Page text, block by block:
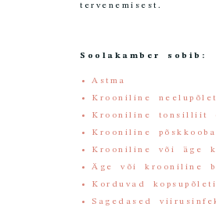
tervenemisest.
Soolakamber sobib:
Astma
Krooniline
Krooniline tonsilliit
Krooniline
Krooniline või äge
Äge või krooniline
Korduvad
Sagedased